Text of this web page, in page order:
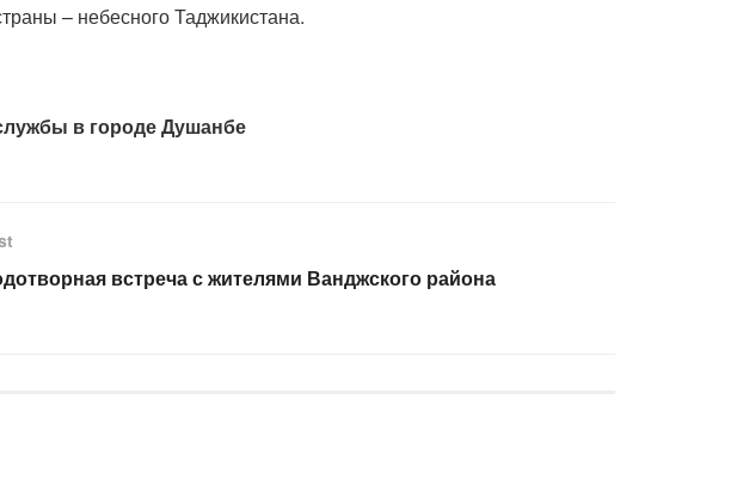
– небесного Таджикистана.
в городе Душанбе
встреча с жителями Ванджского района